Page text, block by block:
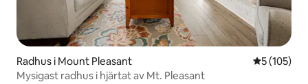
Radhus i Mount Pleasant 5 av 5 i
5 (105)
Mysigast radhus i hjärtat av Mt. Pleasant